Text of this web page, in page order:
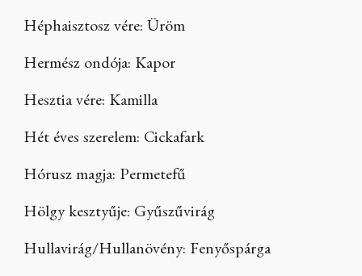
Héphaisztosz vére: Üröm
Hermész ondója: Kapor
Hesztia vére: Kamilla
Hét éves szerelem: Cickafark
Hórusz magja: Permetefű
Hölgy kesztyűje: Gyűszűvirág
Hullavirág/Hullanövény: Fenyőspárga